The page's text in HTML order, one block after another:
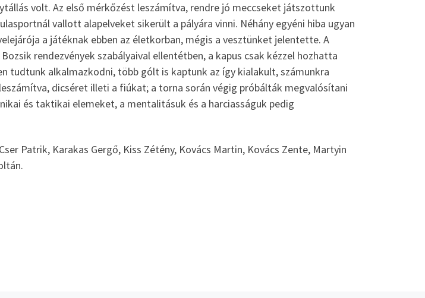
volt. Az első mérkőzést leszámítva, rendre jó meccseket játszottunk
vallott alapelveket sikerült a pályára vinni. Néhány egyéni hiba ugyan
a játéknak ebben az életkorban, mégis a vesztünket jelentette. A
rendezvények szabályaival ellentétben, a kapus csak kézzel hozhatta
tudtunk alkalmazkodni, több gólt is kaptunk az így kialakult, számunkra
dicséret illeti a fiúkat; a torna során végig próbálták megvalósítani
és taktikai elemeket, a mentalitásuk és a harciasságuk pedig
Patrik, Karakas Gergő, Kiss Zétény, Kovács Martin, Kovács Zente, Martyin